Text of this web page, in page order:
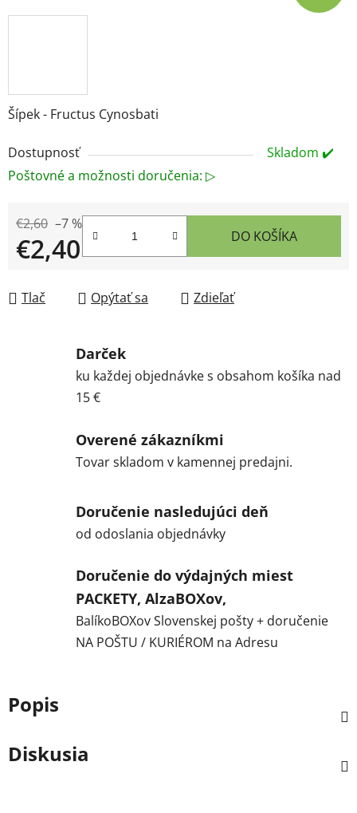
Šípek - Fructus Cynosbati
Dostupnosť
Skladom ✔️
Poštovné a možnosti doručenia: ▷
€2,60 –7 %
€2,40 DO KOŠÍKA
Tlač Opýtať sa Zdieľať
Darček
ku každej objednávke s obsahom košíka nad
15 €
Overené zákazníkmi
Tovar skladom v kamennej predajni.
Doručenie nasledujúci deň
od odoslania objednávky
Doručenie do výdajných miest
PACKETY, AlzaBOXov,
BalíkoBOXov Slovenskej pošty + doručenie
NA POŠTU / KURIÉROM na Adresu
Popis
Diskusia